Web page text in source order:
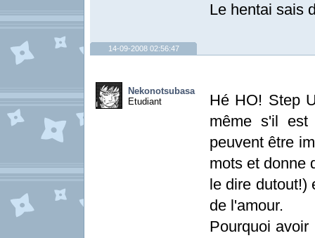
Le hentai sais
14-09-2008 02:56:47
Nekonotsubasa
Etudiant
Hé HO! Step
même s'il est
peuvent être
mots et donne
le dire dutout!)
de l'amour.
Pourquoi